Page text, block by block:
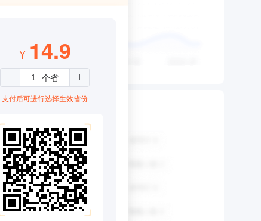
¥ 14.9
支付后可进行选择生效省份